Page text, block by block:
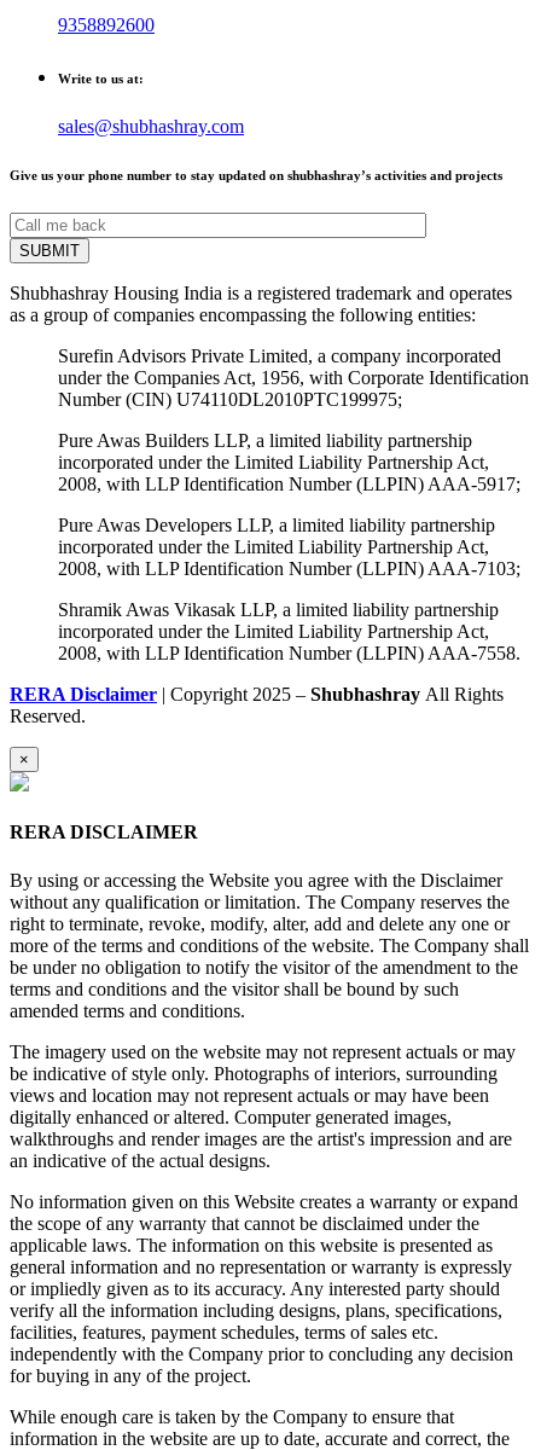
9358892600
Write to us at:
sales@shubhashray.com
Give us your phone number to stay updated on shubhashray’s activities and projects
Shubhashray Housing India is a registered trademark and operates
as a group of companies encompassing the following entities:
Surefin Advisors Private Limited, a company incorporated
under the Companies Act, 1956, with Corporate Identification
Number (CIN) U74110DL2010PTC199975;
Pure Awas Builders LLP, a limited liability partnership
incorporated under the Limited Liability Partnership Act,
2008, with LLP Identification Number (LLPIN) AAA-5917;
Pure Awas Developers LLP, a limited liability partnership
incorporated under the Limited Liability Partnership Act,
2008, with LLP Identification Number (LLPIN) AAA-7103;
Shramik Awas Vikasak LLP, a limited liability partnership
incorporated under the Limited Liability Partnership Act,
2008, with LLP Identification Number (LLPIN) AAA-7558.
RERA Disclaimer | Copyright 2025 – Shubhashray All Rights
Reserved.
×
RERA DISCLAIMER
By using or accessing the Website you agree with the Disclaimer
without any qualification or limitation. The Company reserves the
right to terminate, revoke, modify, alter, add and delete any one or
more of the terms and conditions of the website. The Company shall
be under no obligation to notify the visitor of the amendment to the
terms and conditions and the visitor shall be bound by such
amended terms and conditions.
The imagery used on the website may not represent actuals or may
be indicative of style only. Photographs of interiors, surrounding
views and location may not represent actuals or may have been
digitally enhanced or altered. Computer generated images,
walkthroughs and render images are the artist's impression and are
an indicative of the actual designs.
No information given on this Website creates a warranty or expand
the scope of any warranty that cannot be disclaimed under the
applicable laws. The information on this website is presented as
general information and no representation or warranty is expressly
or impliedly given as to its accuracy. Any interested party should
verify all the information including designs, plans, specifications,
facilities, features, payment schedules, terms of sales etc.
independently with the Company prior to concluding any decision
for buying in any of the project.
While enough care is taken by the Company to ensure that
information in the website are up to date, accurate and correct, the